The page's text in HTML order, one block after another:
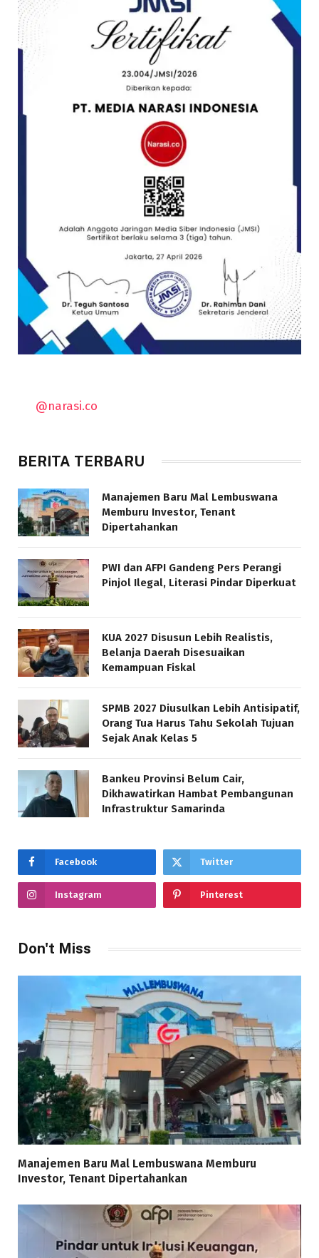
@narasi.co
BERITA TERBARU
Manajemen Baru Mal Lembuswana
Memburu Investor, Tenant
Dipertahankan
PWI dan AFPI Gandeng Pers Perangi
Pinjol Ilegal, Literasi Pindar Diperkuat
KUA 2027 Disusun Lebih Realistis,
Belanja Daerah Disesuaikan
Kemampuan Fiskal
SPMB 2027 Diusulkan Lebih Antisipatif,
Orang Tua Harus Tahu Sekolah Tujuan
Sejak Anak Kelas 5
Bankeu Provinsi Belum Cair,
Dikhawatirkan Hambat Pembangunan
Infrastruktur Samarinda
Facebook Twitter
Instagram Pinterest
Don't Miss
Manajemen Baru Mal Lembuswana Memburu
Investor, Tenant Dipertahankan